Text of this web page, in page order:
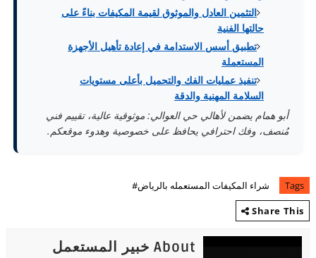
التثمين العادل والموثوق لقيمة المكيفات بناءً على
حالتها الفنية
تطبيق أسس الاستدامة في إعادة تأهيل الأجهزة
المستعملة
تنفيذ عمليات الفك والتحميل بأعلى مستويات
السلامة المهنية والدقة
أبو همام يضمن لأهالي حي العوالي: موثوقية عالية، تقييم فني
مُنصف، وفك احترافي يحافظ على خصوصية وهدوء موقعكم.
Tags
شراء المكيفات المستعمله بالرياض#
Share This
About خبير المستعمل